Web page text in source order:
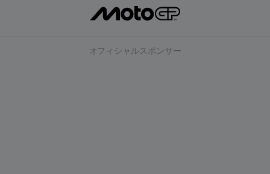
オフィシャルスポンサー